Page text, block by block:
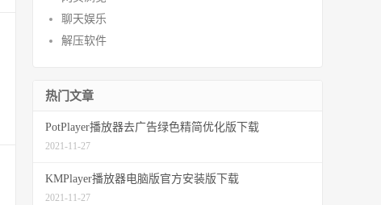
聊天娱乐
解压软件
热门文章
PotPlayer播放器去广告绿色精简优化版下载
2021-11-27
KMPlayer播放器电脑版官方安装版下载
2021-11-27